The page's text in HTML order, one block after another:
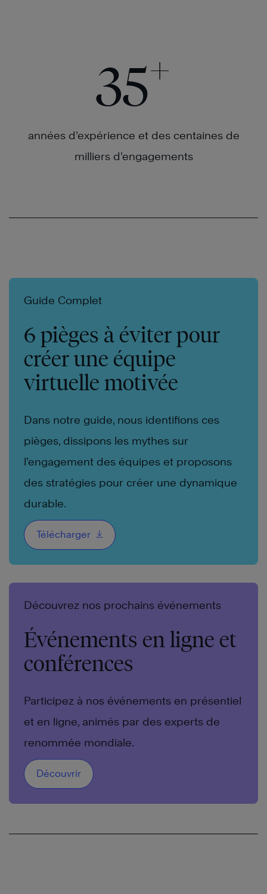
En
plus
savoir
plus
35+
années d’expérience et des centaines de
milliers d’engagements
Guide Complet
6 pièges à éviter pour
créer une équipe
virtuelle motivée
Dans notre guide, nous identifions ces
pièges, dissipons les mythes sur
l’engagement des équipes et proposons
des stratégies pour créer une dynamique
durable.
Télécharger
Découvrez nos prochains événements
Événements en ligne et
conférences
Participez à nos événements en présentiel
et en ligne, animés par des experts de
renommée mondiale.
Découvrir